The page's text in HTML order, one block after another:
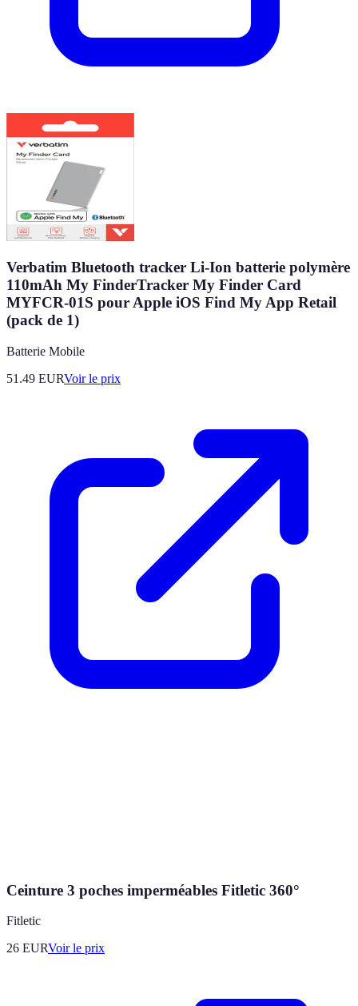
Verbatim Bluetooth tracker Li-Ion batterie polymère
110mAh My FinderTracker My Finder Card
MYFCR-01S pour Apple iOS Find My App Retail
(pack de 1)
Batterie Mobile
51.49 EURVoir le prix
Ceinture 3 poches imperméables Fitletic 360°
Fitletic
26 EURVoir le prix